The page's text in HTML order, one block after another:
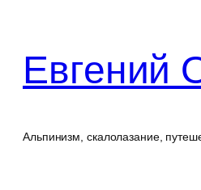
содержимому
Евгений
Альпинизм, скалолазание,